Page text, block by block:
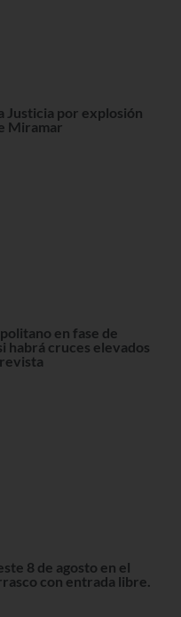
Justicia por explosión
Miramar
en fase de
habrá cruces elevados
8 de agosto en el
con entrada libre.